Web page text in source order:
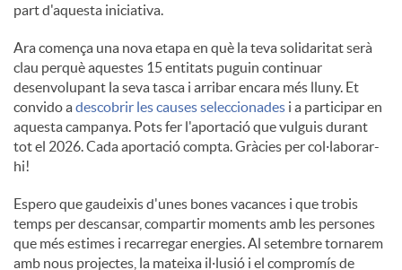
part d'aquesta iniciativa.
Ara comença una nova etapa en què la teva solidaritat serà
clau perquè aquestes 15 entitats puguin continuar
desenvolupant la seva tasca i arribar encara més lluny. Et
convido adescobrir les causes seleccionades i a participar en
aquesta campanya. Pots fer l'aportació que vulguis durant
tot el 2026. Cada aportació compta. Gràcies per col·laborar-
hi!
Espero que gaudeixis d'unes bones vacances i que trobis
temps per descansar, compartir moments amb les persones
que més estimes i recarregar energies. Al setembre tornarem
amb nous projectes, la mateixa il·lusió i el compromís de